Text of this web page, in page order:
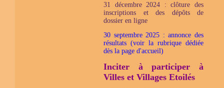
31 décembre 2024 : clôture des
inscriptions et des dépôts de
dossier en ligne
30 septembre 2025 : annonce des
résultats (voir la rubrique dédiée
dès la page d'accueil)
Inciter à participer à
Villes et Villages Etoilés